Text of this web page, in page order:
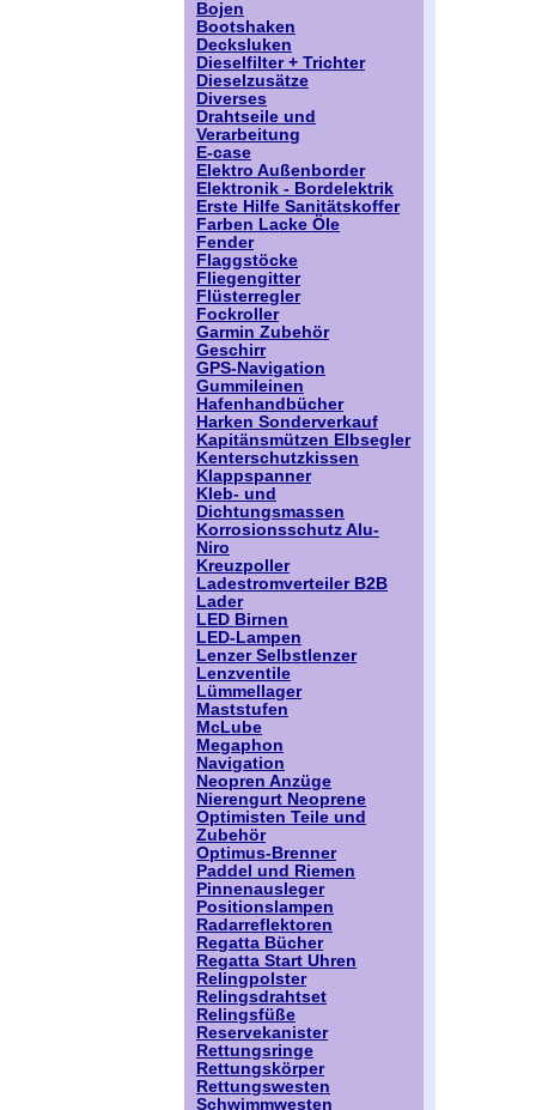
Bojen
Bootshaken
Decksluken
Dieselfilter + Trichter
Dieselzusätze
Diverses
Drahtseile und
Verarbeitung
E-case
Elektro Außenborder
Elektronik - Bordelektrik
Erste Hilfe Sanitätskoffer
Farben Lacke Öle
Fender
Flaggstöcke
Fliegengitter
Flüsterregler
Fockroller
Garmin Zubehör
Geschirr
GPS-Navigation
Gummileinen
Hafenhandbücher
Harken Sonderverkauf
Kapitänsmützen Elbsegler
Kenterschutzkissen
Klappspanner
Kleb- und
Dichtungsmassen
Korrosionsschutz Alu-
Niro
Kreuzpoller
Ladestromverteiler B2B
Lader
LED Birnen
LED-Lampen
Lenzer Selbstlenzer
Lenzventile
Lümmellager
Maststufen
McLube
Megaphon
Navigation
Neopren Anzüge
Nierengurt Neoprene
Optimisten Teile und
Zubehör
Optimus-Brenner
Paddel und Riemen
Pinnenausleger
Positionslampen
Radarreflektoren
Regatta Bücher
Regatta Start Uhren
Relingpolster
Relingsdrahtset
Relingsfüße
Reservekanister
Rettungsringe
Rettungskörper
Rettungswesten
Schwimmwesten